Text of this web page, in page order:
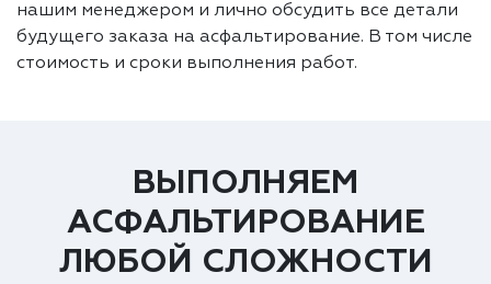
нашим менеджером и лично обсудить все детали
будущего заказа на асфальтирование. В том числе
стоимость и сроки выполнения работ.
ВЫПОЛНЯЕМ
АСФАЛЬТИРОВАНИЕ
ЛЮБОЙ СЛОЖНОСТИ